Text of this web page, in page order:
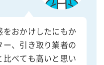
おかけしたにもか
、引き取り業者の
べても高いと思い